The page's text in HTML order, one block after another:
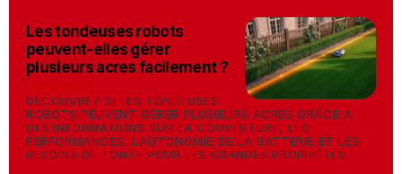
Les tondeuses robots
peuvent-elles gérer
plusieurs acres facilement ?
DÉCOUVREZ SI LES TONDEUSES
ROBOTS PEUVENT GÉRER PLUSIEURS ACRES GRÂCE À
DES INFORMATIONS SUR LA COUVERTURE, LES
PERFORMANCES, L’AUTONOMIE DE LA BATTERIE ET LES
BESOINS DE TONTE POUR LES GRANDES PROPRIÉTÉS